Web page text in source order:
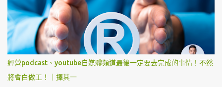
經營podcast、youtube自媒體頻道最後一定要去完成的事情！不然
將會白做工！｜擇其一